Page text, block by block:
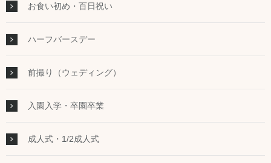
お食い初め・百日祝い
ハーフバースデー
前撮り（ウェディング）
入園入学・卒園卒業
成人式・1/2成人式